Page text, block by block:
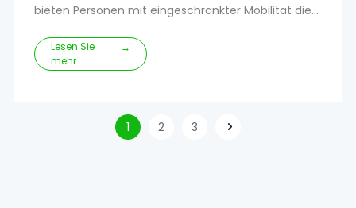
bieten Personen mit eingeschränkter Mobilität die
genießen.Egal, ob Sie einen gemütlichen
Spaziergang im Park unternehmen oder
Sicherheit bei der Verwendung Priorität
Lesen Sie
mehr
→
1 2 3